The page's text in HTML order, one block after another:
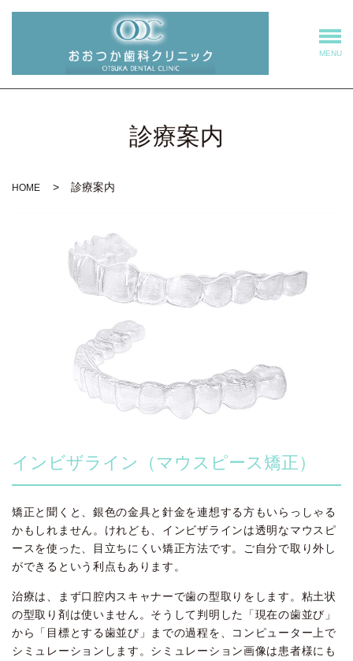
MENU
診療案内
HOME 診療案内
インビザライン（マウスピース矯正）
矯正と聞くと、銀色の金具と針金を連想する方もいらっしゃる
かもしれません。けれども、インビザラインは透明なマウスピ
ースを使った、目立ちにくい矯正方法です。ご自分で取り外し
ができるという利点もあります。
治療は、まず口腔内スキャナーで歯の型取りをします。粘土状
の型取り剤は使いません。そうして判明した「現在の歯並び」
から「目標とする歯並び」までの過程を、コンピューター上で
シミュレーションします。シミュレーション画像は患者様にも